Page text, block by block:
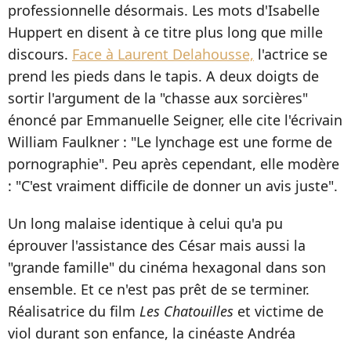
professionnelle désormais. Les mots d'Isabelle
Huppert en disent à ce titre plus long que mille
discours. Face à Laurent Delahousse, l'actrice se
prend les pieds dans le tapis. A deux doigts de
sortir l'argument de la "chasse aux sorcières"
énoncé par Emmanuelle Seigner, elle cite l'écrivain
William Faulkner : "Le lynchage est une forme de
pornographie". Peu après cependant, elle modère
: "C'est vraiment difficile de donner un avis juste".
Un long malaise identique à celui qu'a pu
éprouver l'assistance des César mais aussi la
"grande famille" du cinéma hexagonal dans son
ensemble. Et ce n'est pas prêt de se terminer.
Réalisatrice du film Les Chatouilles et victime de
viol durant son enfance, la cinéaste Andréa